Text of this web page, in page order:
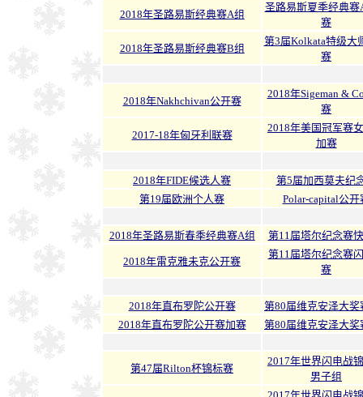
2018年圣路易斯经典赛A组
圣路易斯夏季经典赛
赛
2018年圣路易斯经典赛B组
第3届Kolkata特级大
赛
2018年Nakhchivan公开赛
2018年Sigeman &
赛
2017-18年匈牙利联赛
2018年美国冠军赛
加赛
2018年FIDE候选人赛
第5届加西莫夫纪
第19届欧洲个人赛
Polar-capital公开
2018年圣路易斯春季经典赛A组 第11届塔尔纪念赛
2018年雷克雅未克公开赛
第11届塔尔纪念赛
赛
2018年直布罗陀公开赛
第80届维克安泽大奖
2018年直布罗陀公开赛加赛
第80届维克安泽大奖
第47届Rilton杯锦标赛
2017年世界闪电战
男子组